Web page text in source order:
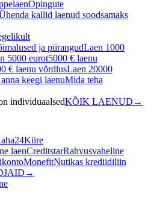
Õpingute
kallid laenud soodsamaks
ja piirangudLaen 1000
5000 eurot5000 € laenu
€ laenu võrdlusLaen 20000
keegi laenuMida teha
individuaalsedKÕIK LAENUD →
Kiire
laenCreditstarRahvusvaheline
MonefitNutikas krediidiliin
→